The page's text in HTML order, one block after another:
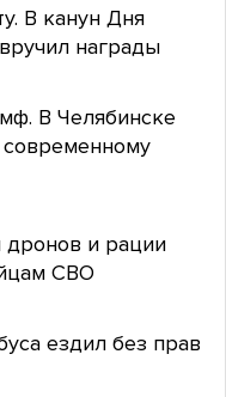
В канун Дня
награды
В Челябинске
современному
дронов и рации
СВО
ездил без прав